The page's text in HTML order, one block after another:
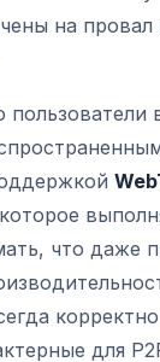
на
что даже
для